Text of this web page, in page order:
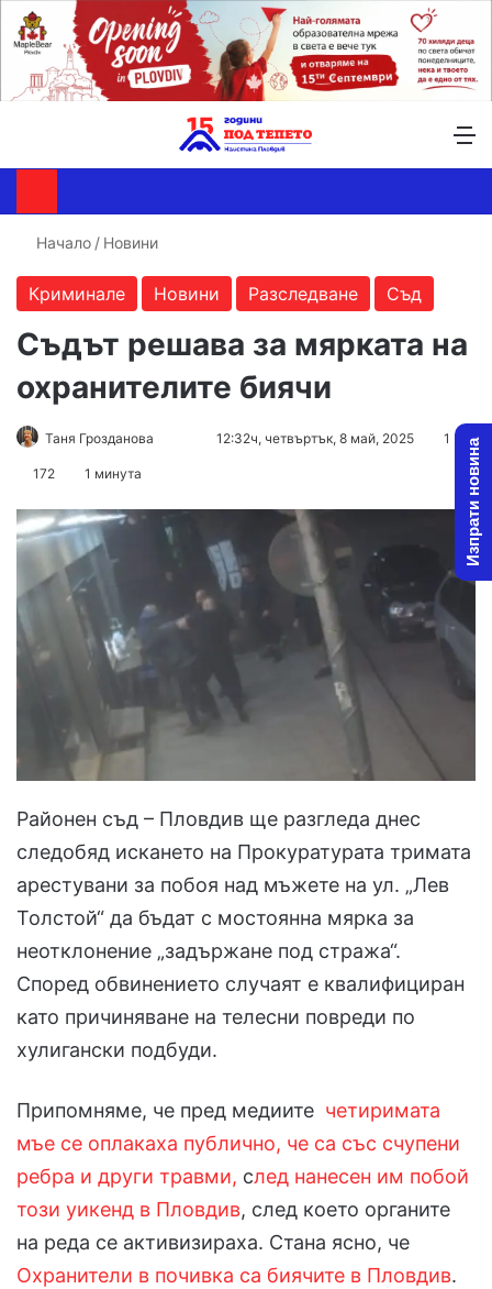
Начало / Новини
Криминале Новини Разследване Съд
Съдът решава за мярката на
охранителите биячи
Таня Грозданова
Send12:32ч, четвъртък, 8 май, 2025 1
172 1 минута
Районен съд – Пловдив ще разгледа днес
следобяд искането на Прокуратурата тримата
арестувани за побоя над мъжете на ул. „Лев
Толстой“ да бъдат с мостоянна мярка за
неотклонение „задържане под стража“.
Според обвинението случаят е квалифициран
като причиняване на телесни повреди по
хулигански подбуди.
Припомняме, че пред медиите четиримата
мъе се оплакаха публично, че са със счупени
ребра и други травми, след нанесен им побой
този уикенд в Пловдив, след което органите
на реда се активизираха. Стана ясно, че
Охранители в почивка са биячите в Пловдив.
Изпрати новина